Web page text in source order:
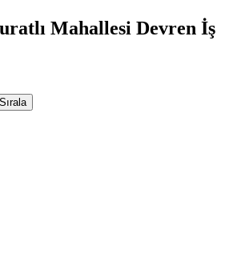
Mahallesi Devren İş
Sırala